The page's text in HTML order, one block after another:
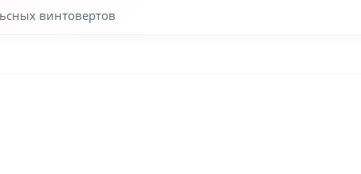
винтовертов